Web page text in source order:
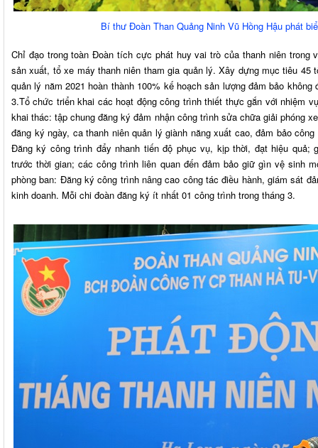
Bí thư Đoàn Than Quảng Ninh Vũ Hồng Hậu phát
Chỉ đạo trong toàn Đoàn tích cực phát huy vai trò của thanh niên
sản xuất, tổ xe máy thanh niên tham gia quản lý. Xây dựng mục tiêu 45
quản lý năm 2021 hoàn thành 100% kế hoạch sản lượng đảm bảo
3.Tổ chức triển khai các hoạt động công trình thiết thực gắn với nhiệm
khai thác: tập chung đăng ký đảm nhận công trình sửa chữa giải phóng
đăng ký ngày, ca thanh niên quản lý giành năng xuất cao, đảm bảo
Đăng ký công trình đẩy nhanh tiến độ phục vụ, kịp thời, đạt hiệu quả;
trước thời gian; các công trình liên quan đến đảm bảo giữ gìn vệ sinh
phòng ban: Đăng ký công trình nâng cao công tác điều hành, giám sát
kinh doanh. Mỗi chi đoàn đăng ký ít nhất 01 công trình trong tháng 3.